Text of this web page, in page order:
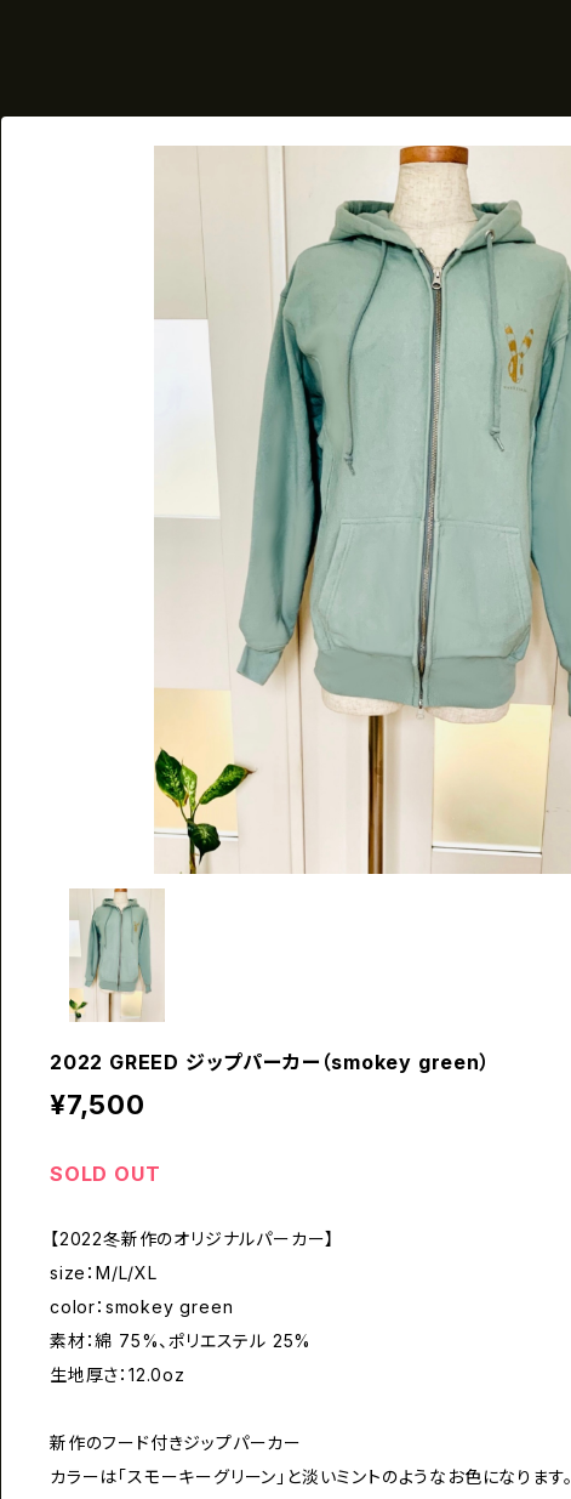
2022 GREED ジップパーカー（smokey green）
¥7,500
SOLD OUT
【2022冬新作のオリジナルパーカー】
size：M/L/XL
color：smokey green
素材：綿 75%、ポリエステル 25%
生地厚さ：12.0oz
新作のフード付きジップパーカー
カラーは「スモーキーグリーン」と淡いミントのようなお色になります。